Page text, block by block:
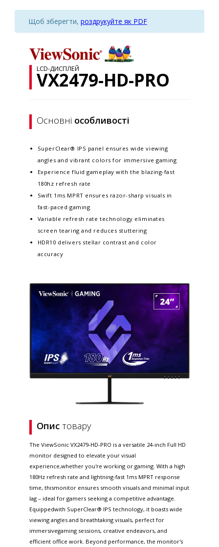
Щоб зберегти, роздрукуйте як PDF
LCD-ДИСПЛЕЙ
VX2479-HD-PRO
Основні особливості
SuperClear® IPS panel ensures wide viewing
angles and vibrant colors for immersive gaming
Experience fluid gameplay with the blazing-fast
180hz refresh rate
Swift 1ms MPRT ensures razor-sharp visuals in
fast-paced gaming
Variable refresh rate technology eliminates
screen tearing and reduces stuttering
HDR10 delivers stellar contrast and color
accuracy
Опис товару
The ViewSonic VX2479-HD-PRO is a versatile 24-inch Full HD
monitor designed to elevate your visual
experience,whether you're working or gaming. With a high
180Hz refresh rate and lightning-fast 1ms MPRT response
time, thismonitor ensures smooth visuals and minimal input
lag – ideal for gamers seeking a competitive advantage.
Equippedwith SuperClear® IPS technology, it boasts wide
viewing angles and breathtaking visuals, perfect for
immersivegaming sessions, creative endeavors, and
efficient office work. Beyond performance, the monitor's